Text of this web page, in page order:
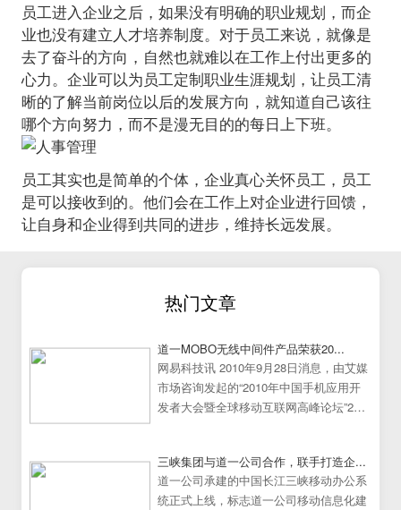
员工进入企业之后，如果没有明确的职业规划，而企
业也没有建立人才培养制度。对于员工来说，就像是
去了奋斗的方向，自然也就难以在工作上付出更多的
心力。 企业可以为员工定制职业生涯规划，让员工清
晰的了解当前岗位以后的发展方向，就知道自己该往
哪个方向努力，而不是漫无目的的每日上下班。
员工其实也是简单的个体，企业真心关怀员工，员工
是可以接收到的。他们会在工作上对企业进行回馈，
让自身和企业得到共同的进步，维持长远发展。
热门文章
道一MOBO无线中间件产品荣获20...
网易科技讯 2010年9月28日消息，由艾媒
市场咨询发起的“2010年中国手机应用开
发者大会暨全球移动互联网高峰论坛”25
三峡集团与道一公司合作，联手打造企...
道一公司承建的中国长江三峡移动办公系
统正式上线，标志道一公司移动信息化建